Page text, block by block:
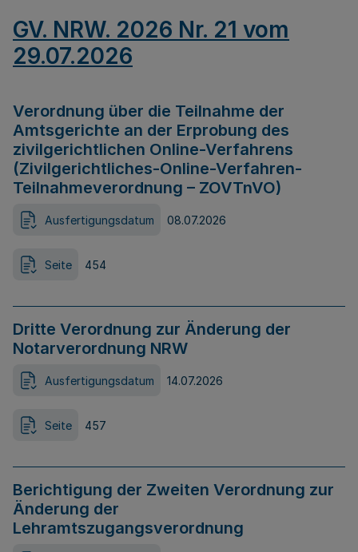
GV. NRW. 2026 Nr. 21 vom
29.07.2026
Verordnung über die Teilnahme der
Amtsgerichte an der Erprobung des
zivilgerichtlichen Online-Verfahrens
(Zivilgerichtliches-Online-Verfahren-
Teilnahmeverordnung – ZOVTnVO)
Ausfertigungsdatum 08.07.2026
Seite 454
Dritte Verordnung zur Änderung der
Notarverordnung NRW
Ausfertigungsdatum 14.07.2026
Seite 457
Berichtigung der Zweiten Verordnung zur
Änderung der
Lehramtszugangsverordnung